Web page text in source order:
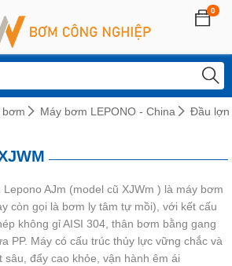
0
bơm Máy bơm LEPONO - China
Đầu lợn
AJm (model cũ XJWm ) là máy bơm
còn gọi là bơm ly tâm tự mồi), với kết cấu
không gỉ AISI 304, thân bơm bằng gang
PP. Máy có cấu trúc thủy lực vững chắc và
đẩy cao khỏe, vận hành êm ái